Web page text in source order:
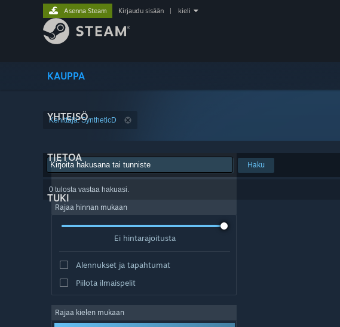
KAUPPA
YHTEISÖ
TIETOA
TUKI
Asenna Steam Kirjaudu sisään kieli
Kehittäjä: SyntheticD
Haku
0 tulosta vastaa hakuasi.
Rajaa hinnan mukaan
Ei hintarajoitusta
Alennukset ja tapahtumat
Piilota ilmaispelit
Rajaa kielen mukaan